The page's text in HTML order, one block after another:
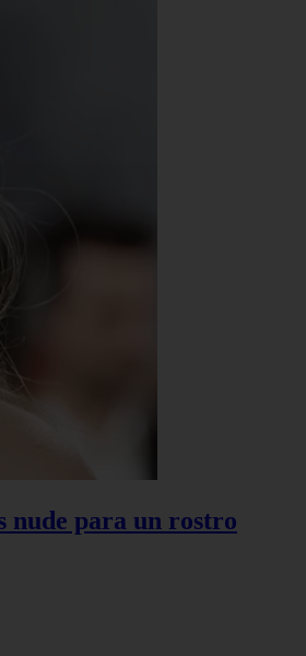
nude para un rostro